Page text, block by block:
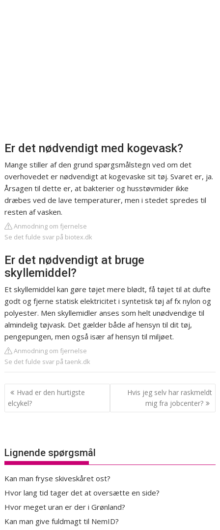
Er det nødvendigt med kogevask?
Mange stiller af den grund spørgsmålstegn ved om det
overhovedet er nødvendigt at kogevaske sit tøj. Svaret er, ja.
Årsagen til dette er, at bakterier og husstøvmider ikke
dræbes ved de lave temperaturer, men i stedet spredes til
resten af vasken.
Anmodning om fjernelse
Se det fulde svar på biotex.dk
Er det nødvendigt at bruge
skyllemiddel?
Et skyllemiddel kan gøre tøjet mere blødt, få tøjet til at dufte
godt og fjerne statisk elektricitet i syntetisk tøj af fx nylon og
polyester. Men skyllemidler anses som helt unødvendige til
almindelig tøjvask. Det gælder både af hensyn til dit tøj,
pengepungen, men også især af hensyn til miljøet.
Anmodning om fjernelse
Se det fulde svar på taenk.dk
Indlægsnavigation
Hvad er den hurtigste
elcykel?
Hvis jeg selv har raskmeldt
mig fra jobcenter?
Lignende spørgsmål
Kan man fryse skiveskåret ost?
Hvor lang tid tager det at oversætte en side?
Hvor meget uran er der i Grønland?
Kan man give fuldmagt til NemID?